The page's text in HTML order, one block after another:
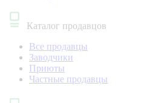
Каталог продавцов
Все продавцы
Заводчики
Приюты
Частные продавцы